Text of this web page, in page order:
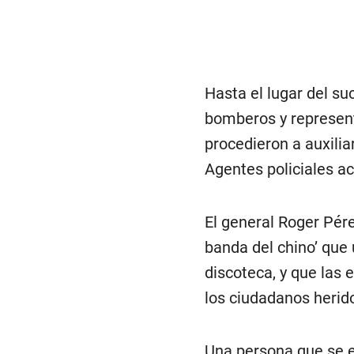
d
V
l
m
e
Hasta el lugar del
bomberos y
procedieron a
Agentes policiales
El general Roger
banda del chino’
discoteca, y que las
los ciudadanos